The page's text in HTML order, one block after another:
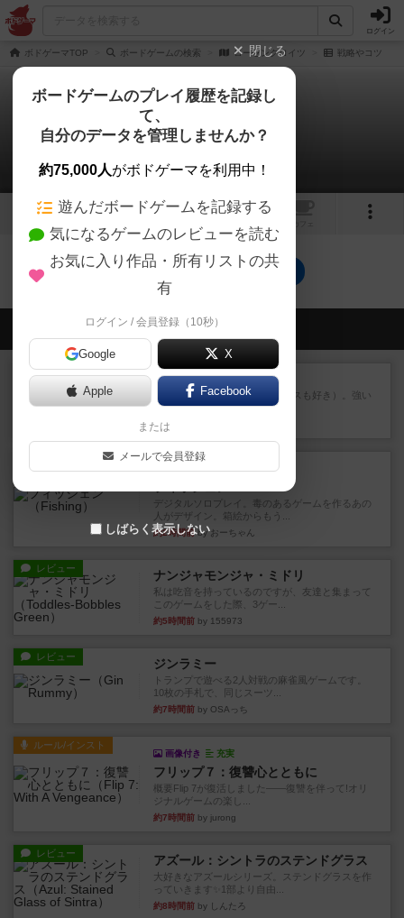
ログイン
ボドゲーマTOP ボードゲームの検索 ローゼンクロイツ 戦略やコツ
ローゼンクロイツ
0件の戦略やコツ
3 2
ローゼンクロイツのトップに戻る
会員の新しい投稿
レビュー マスクメン
マスクメンすごい好き（プロレスも好き）。強い
やつを決めるというより、ジ...
20分前
デジタルソロプレイ。毒のあるゲームを作るあの
人がデザイン。箱絵からもう...
約2時間前by おーちゃん
レビュー ナンジャモンジャ・ミドリ
私は吃音を持っているのですが、友達と集まって
このゲームをした際、3ゲー...
約5時間前 by 155973
レビュー ジンラミー
トランプで遊べる2人対戦の麻雀風ゲームです。
10枚の手札で、同じスーツ...
約7時間前 by OSAっち
ルール/インスト
画像付き 充実
フリップ７：復讐心とともに
概要Flip 7が復活しました――復讐を伴って!オリ
ジナルゲームの楽し...
約7時間前 by jurong
レビュー アズール：シントラのステンドグラス
大好きなアズールシリーズ。ステンドグラスを作
っていきます✨1部より自由...
約8時間前 by しんたろ
閉じる
ボードゲームのプレイ履歴を記録し
て、
自分のデータを管理しませんか？
約75,000人がボドゲーマを利用中！
遊んだボードゲームを記録する
気になるゲームのレビューを読む
お気に入り作品・所有リストの共
有
ログイン / 会員登録（10秒）
Google X
Apple Facebook
または
メールで会員登録
しばらく表示しない